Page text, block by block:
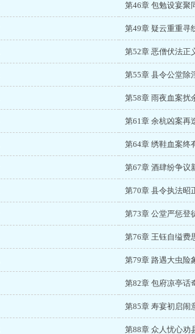
第46章 包勉设宴聚
第49章 疑云重重寻
第52章 恶僧伏法正
第55章 县令公堂除
第58章 雨夜血案扰
第61章 余杭凶案再
第64章 绣鞋血案终
第67章 酒肆纷争议
第70章 县令执法昭
第73章 公堂严惩登
第76章 王钰自缢费
第79章 路遇大虫险
第82章 包府凉亭话
第85章 寿宴初启闹
第88章 众人忧心劝